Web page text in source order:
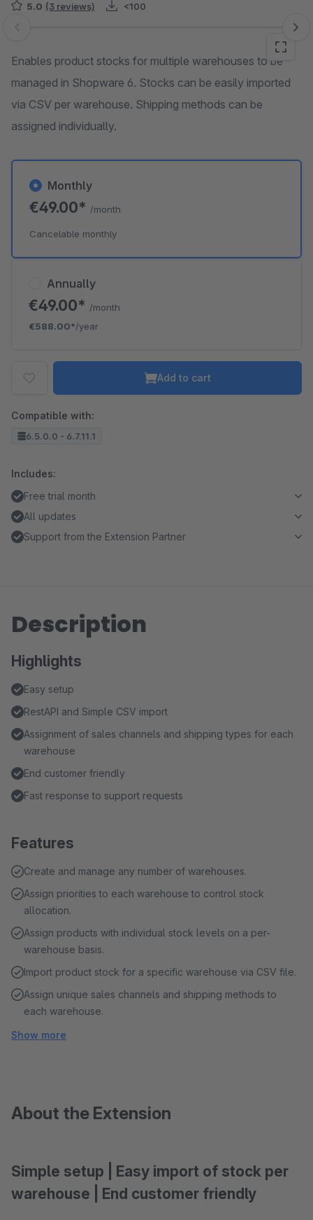
5.0 (3 reviews) <100
Skip image gallery
Enables product stocks for multiple warehouses to be
managed in Shopware 6. Stocks can be easily imported
via CSV per warehouse. Shipping methods can be
assigned individually.
Annually
€49.00* /month
€588.00*/year
Monthly
€49.00* /month
Cancelable monthly
Add to cart
Compatible with:
6.5.0.0 - 6.7.11.1
Includes:
Free trial month
All updates
Support from the Extension Partner
Description
Highlights
Easy setup
RestAPI and Simple CSV import
Assignment of sales channels and shipping types for each
warehouse
End customer friendly
Fast response to support requests
Features
Create and manage any number of warehouses.
Assign priorities to each warehouse to control stock
allocation.
Assign products with individual stock levels on a per-
warehouse basis.
Import product stock for a specific warehouse via CSV file.
Assign unique sales channels and shipping methods to
each warehouse.
Show more
About the Extension
Simple setup | Easy import of stock per
warehouse | End customer friendly